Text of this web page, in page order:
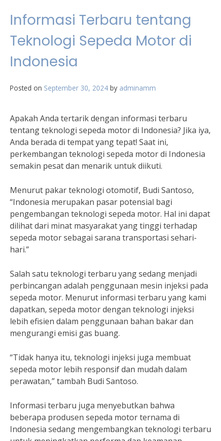
Informasi Terbaru tentang
Teknologi Sepeda Motor di
Indonesia
Posted on September 30, 2024 by adminamm
Apakah Anda tertarik dengan informasi terbaru
tentang teknologi sepeda motor di Indonesia? Jika iya,
Anda berada di tempat yang tepat! Saat ini,
perkembangan teknologi sepeda motor di Indonesia
semakin pesat dan menarik untuk diikuti.
Menurut pakar teknologi otomotif, Budi Santoso,
“Indonesia merupakan pasar potensial bagi
pengembangan teknologi sepeda motor. Hal ini dapat
dilihat dari minat masyarakat yang tinggi terhadap
sepeda motor sebagai sarana transportasi sehari-
hari.”
Salah satu teknologi terbaru yang sedang menjadi
perbincangan adalah penggunaan mesin injeksi pada
sepeda motor. Menurut informasi terbaru yang kami
dapatkan, sepeda motor dengan teknologi injeksi
lebih efisien dalam penggunaan bahan bakar dan
mengurangi emisi gas buang.
“Tidak hanya itu, teknologi injeksi juga membuat
sepeda motor lebih responsif dan mudah dalam
perawatan,” tambah Budi Santoso.
Informasi terbaru juga menyebutkan bahwa
beberapa produsen sepeda motor ternama di
Indonesia sedang mengembangkan teknologi terbaru